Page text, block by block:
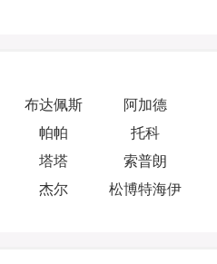
布达佩斯
阿加德
帕帕
托科
塔塔
索普朗
杰尔
松博特海伊